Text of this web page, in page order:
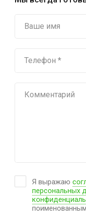
Я выражаю
персональных